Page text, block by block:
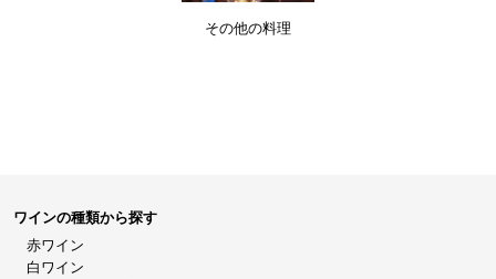
その他の料理
ワインの種類から探す
赤ワイン
白ワイン